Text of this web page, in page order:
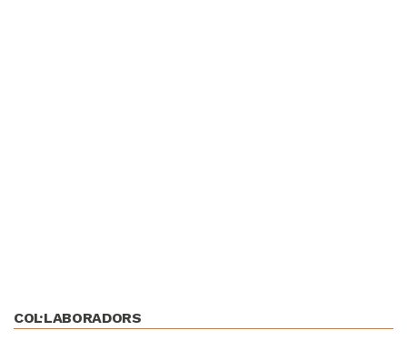
COL·LABORADORS